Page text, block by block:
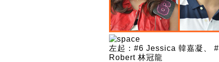
左起：#6 Jessica 韓嘉凝、
Robert 林冠龍